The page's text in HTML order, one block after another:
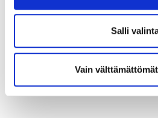
Salli
Vain